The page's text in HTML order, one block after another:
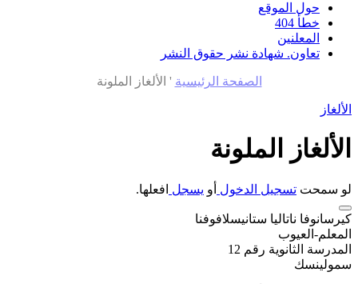
حول الموقع
خطأ 404
المعلنين
تعاون. شهادة نشر حقوق النشر
الصفحة الرئيسية ' الألغاز الملونة
الألغاز
الألغاز الملونة
لو سمحت تسجيل الدخول أو يسجل افعلها.
كيرسانوفا ناتاليا ستانيسلافوفنا
المعلم-العيوب
المدرسة الثانوية رقم 12
سمولينسك